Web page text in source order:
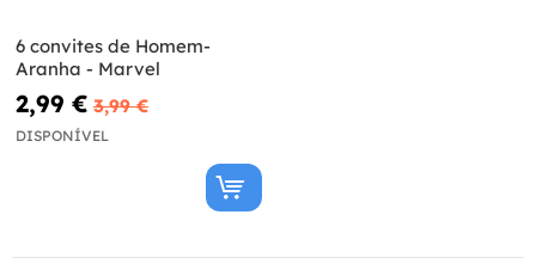
6 convites de Homem-
Aranha - Marvel
2,99 € 3,99 €
DISPONÍVEL